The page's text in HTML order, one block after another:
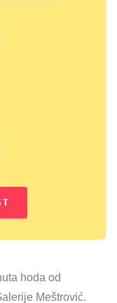
hoda od
Meštrović.